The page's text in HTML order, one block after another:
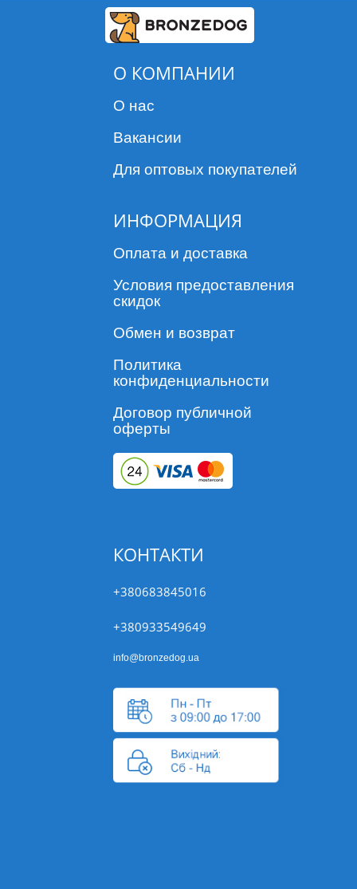
О КОМПАНИИ
О нас
Вакансии
Для оптовых покупателей
ИНФОРМАЦИЯ
Оплата и доставка
Условия предоставления
скидок
Обмен и возврат
Политика
конфиденциальности
Договор публичной
оферты
КОНТАКТИ
+380683845016
+380933549649
info@bronzedog.ua